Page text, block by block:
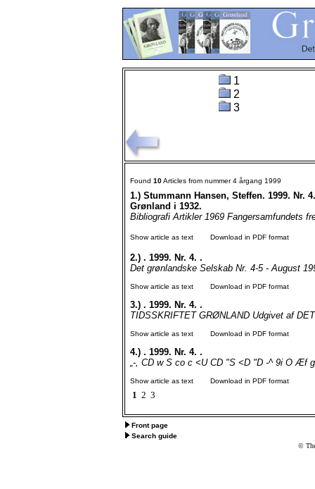
1
2
3
Found 10Articles from nummer 4 årgang 1999
1.) Stummann Hansen, Steffen. 1999. Nr.
Grønland i 1932.
Bibliografi Artikler 1969 Fangersamfundets
Show article as text Download in PDF format
2.) . 1999. Nr. 4. .
Det grønlandske Selskab Nr. 4-5 - August
Show article as text Download in PDF format
3.) . 1999. Nr. 4. .
TIDSSKRIFTET GRØNLAND Udgivet af
Show article as text Download in PDF format
4.) . 1999. Nr. 4. .
„-, CD w S co c <U CD "S <D "D -^ 9i O Æf
Show article as text Download in PDF format
1 2 3
Front page
Search guide
©